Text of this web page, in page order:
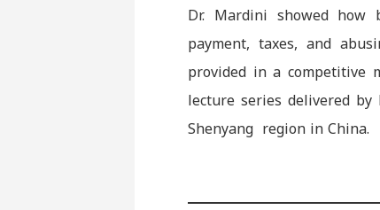
Dr. Mardini showed how
payment, taxes, and
provided in a competitive
lecture series delivered
Shenyang region in China.